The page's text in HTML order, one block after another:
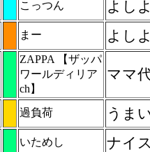
こっつん よし
まー よし
ZAPPA 【ザッパ
ワールディリア
ch】
ママ
過負荷 うま
いためし ナイ